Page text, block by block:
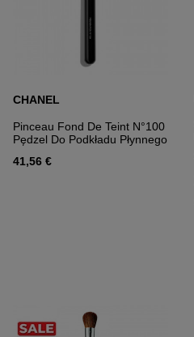
CHANEL
Pinceau Fond De Teint N°100
Pędzel Do Podkładu Płynnego
41,56 €